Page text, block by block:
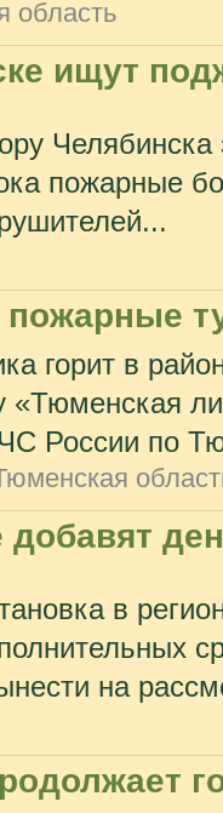
область
ищут
пожарные
горит в
«Тюменская
России по
в
на